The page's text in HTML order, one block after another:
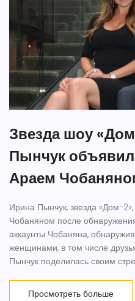
Звезда шоу
Пынчук
Араем
Ирина Пынчук, звезда «Дом-
Чобаняном после
аккаунты Чобаняна,
женщинами, в том числе
Пынчук поделилась своим
Пынчук и осудила Чобаняна.
Просмотреть больше